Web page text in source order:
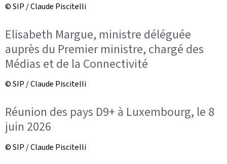
© SIP / Claude Piscitelli
Elisabeth Margue, ministre déléguée
auprès du Premier ministre, chargé des
Médias et de la Connectivité
© SIP / Claude Piscitelli
Réunion des pays D9+ à Luxembourg, le 8
juin 2026
© SIP / Claude Piscitelli